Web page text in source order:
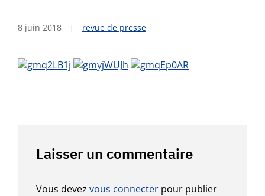
8 juin 2018 revue de presse
Laisser un commentaire
Vous devez vous connecter pour publier